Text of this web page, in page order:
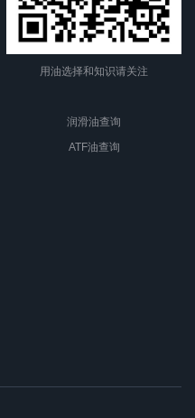
用油选择和知识请关注
润滑油查询
ATF油查询